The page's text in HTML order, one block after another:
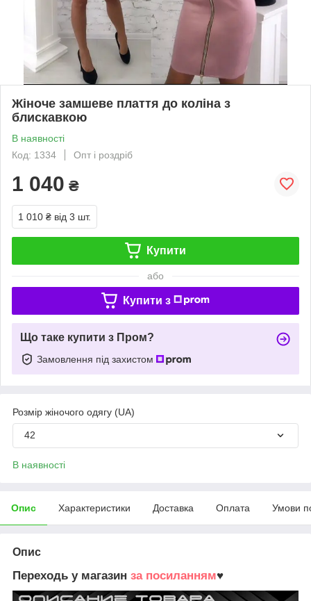
Жіноче замшеве плаття до коліна з
блискавкою
В наявності
Код: 1334
Опт і роздріб
1 040 ₴
1 010 ₴ від 3 шт.
Купити
або
Купити з
Що таке купити з Пром?
Замовлення під захистом
Розмір жіночого одягу (UA)
42
В наявності
Опис Характеристики Доставка Оплата Умови
Опис
Переходь у магазин за посиланням♥